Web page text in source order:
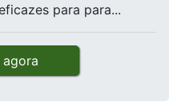
para para...